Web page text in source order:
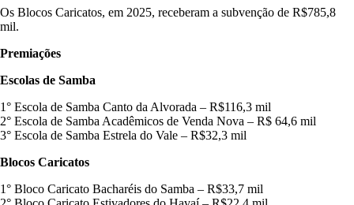
Os Blocos Caricatos, em 2025, receberam a subvenção de R$785,8
mil.
Premiações
Escolas de Samba
1° Escola de Samba Canto da Alvorada – R$116,3 mil
2° Escola de Samba Acadêmicos de Venda Nova – R$ 64,6 mil
3° Escola de Samba Estrela do Vale – R$32,3 mil
Blocos Caricatos
1° Bloco Caricato Bacharéis do Samba – R$33,7 mil